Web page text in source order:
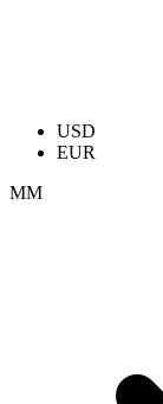
USD
EUR
ММ